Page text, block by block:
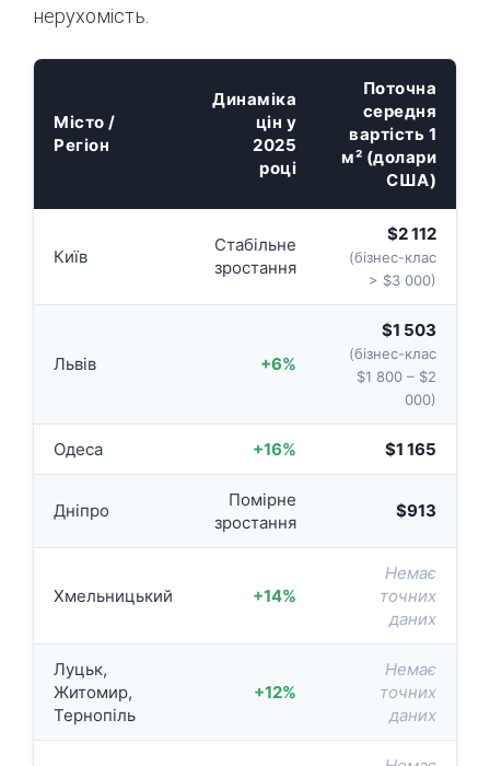
нерухомість.
Місто /
Регіон
Динаміка
цін у
2025
році
Поточна
середня
вартість 1
м² (долари
США)
Київ
Стабільне
зростання
$2 112
(бізнес-клас
> $3 000)
Львів +6%
$1 503
(бізнес-клас
$1 800 – $2
000)
Одеса +16% $1 165
Дніпро
Помірне
зростання
$913
Хмельницький +14%
Немає
точних
даних
Луцьк,
Житомир,
Тернопіль
+12%
Немає
точних
даних